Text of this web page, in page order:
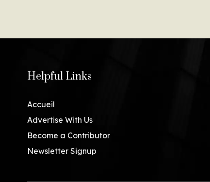
Helpful Links
Accueil
Advertise With Us
Become a Contributor
Newsletter Signup